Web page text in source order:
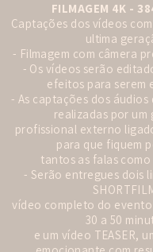
FILMAGEM 4K -
Captações dos vídeos
ultima
- Filmagem com câmera
- Os vídeos serão
efeitos para serem
- As captações dos áudios
realizadas por um
profissional externo
para que fiquem
tantos as falas como
- Serão entregues dois
vídeo completo do
30 a 50
e um vídeo TEASER,